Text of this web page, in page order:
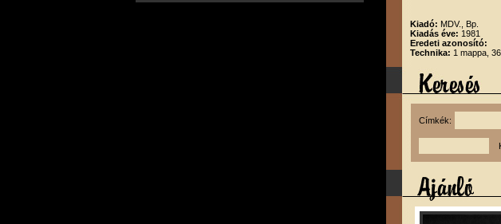
Kiadó: MDV., Bp.
Kiadás éve: 1981
Eredeti azonosító:
Technika: 1 mappa,
Címkék: